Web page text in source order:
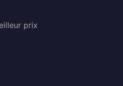
prix